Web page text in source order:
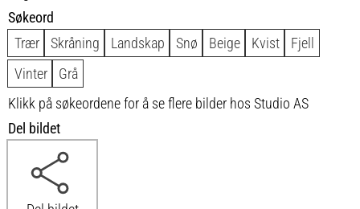
Søkeord
Trær
Skråning Landskap Snø Beige Kvist
Fjell
Vinter
Grå
Klikk på søkeordene for å se flere bilder hos Studio AS
Del bildet